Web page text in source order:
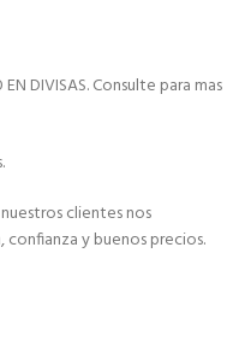
EN DIVISAS. Consulte para mas
clientes nos
y buenos precios.